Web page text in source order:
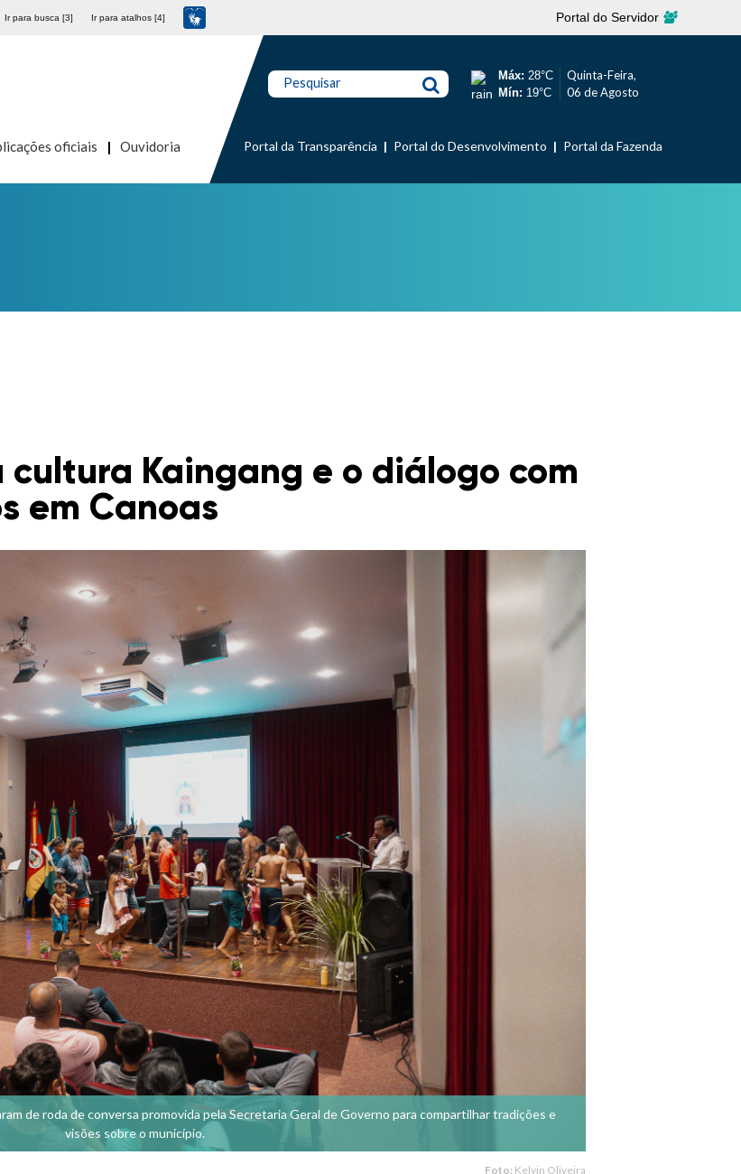
Ir para busca [3] Ir para atalhos [4] Portal do Servidor
oficiais Ouvidoria
Pesquisar Máx: 28°C
Mín: 19°C
Quinta-Feira,
06 de Agosto
Portal da Transparência Portal do Desenvolvimento Portal da Fazenda
cultura Kaingang e o diálogo com
em Canoas
de roda de conversa promovida pela Secretaria Geral de Governo para compartilhar tradições e
visões sobre o município.
Foto: Kelvin Oliveira